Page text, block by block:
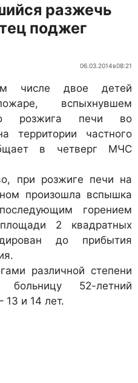
разжечь
поджег
06.03.2014в08:21
числе двое детей
вспыхнувшем
розжига печи во
территории частного
в четверг МЧС
при розжиге печи на
произошла вспышка
горением
2 квадратных
до прибытия
различной степени
больницу 52-летний
и 14 лет.